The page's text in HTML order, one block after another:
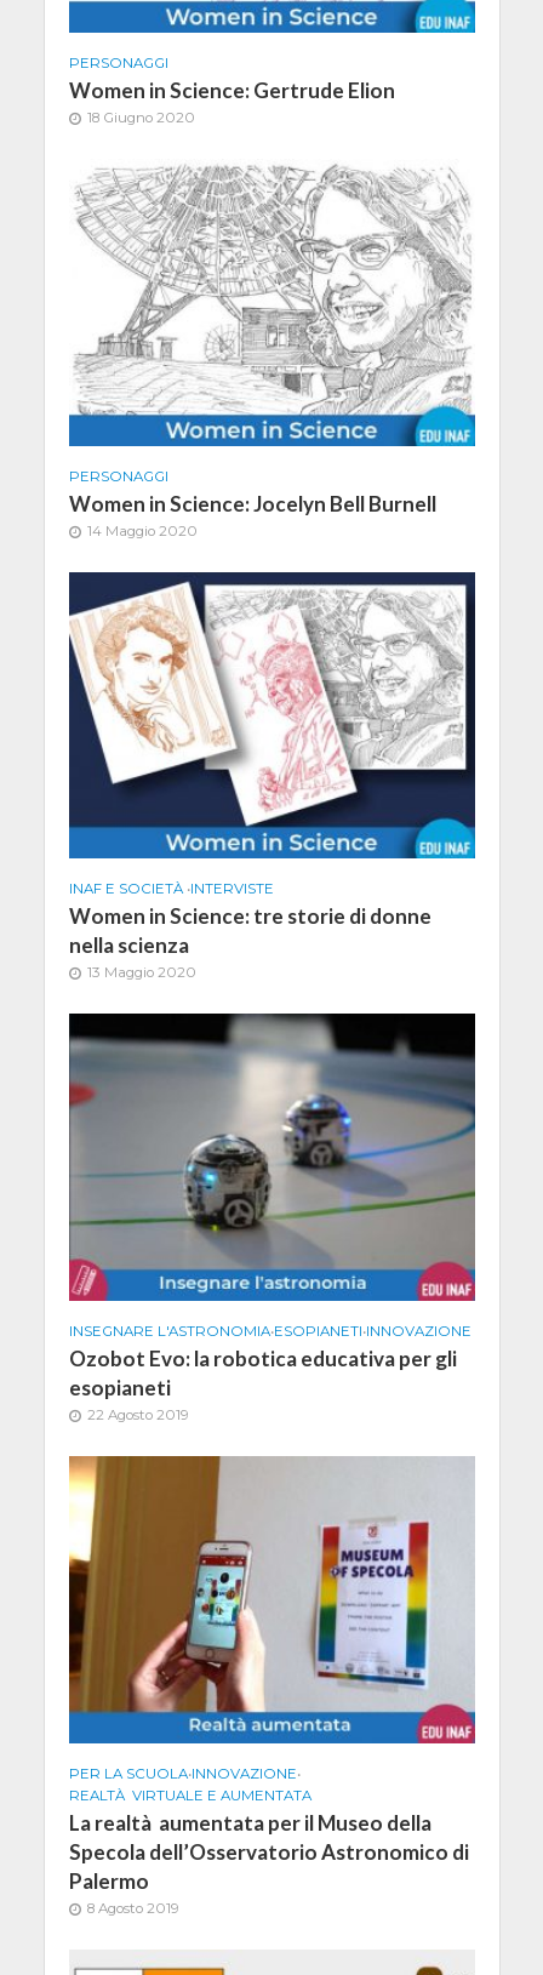
PERSONAGGI
Women in Science: Gertrude Elion
18 Giugno 2020
PERSONAGGI
Women in Science: Jocelyn Bell Burnell
14 Maggio 2020
INAF E SOCIETÀ •INTERVISTE
Women in Science: tre storie di donne
nella scienza
13 Maggio 2020
INSEGNARE L'ASTRONOMIA•ESOPIANETI•INNOVAZIONE
Ozobot Evo: la robotica educativa per gli
esopianeti
22 Agosto 2019
PER LA SCUOLA•INNOVAZIONE•
REALTÀ VIRTUALE E AUMENTATA
La realtà aumentata per il Museo della
Specola dell’Osservatorio Astronomico di
Palermo
8 Agosto 2019